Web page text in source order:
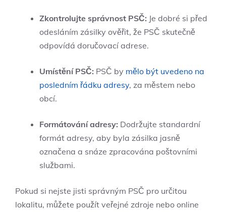
Zkontrolujte správnost PSČ: Je dobré si před
odesláním zásilky ověřit, že PSČ skutečně
odpovídá doručovací adrese.
Umístění PSČ: PSČ by mělo být uvedeno na
posledním řádku adresy, za městem nebo
obcí.
Formátování adresy: Dodržujte standardní
formát adresy, aby byla zásilka jasně
označena a snáze zpracována poštovními
službami.
Pokud si nejste jisti správným PSČ pro určitou
lokalitu, můžete použít veřejné zdroje nebo online